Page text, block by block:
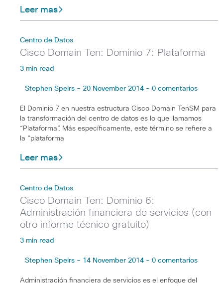
Leer mas
Centro de Datos
Cisco Domain Ten: Dominio 7: Plataforma
3 min read
Stephen Speirs - 20 November 2014 - 0 comentarios
El Dominio 7 en nuestra estructura Cisco Domain TenSM para
la transformación del centro de datos es lo que llamamos
“Plataforma”. Más específicamente, este término se refiere a
la “plataforma
Leer mas
Centro de Datos
Cisco Domain Ten: Dominio 6:
Administración financiera de servicios (con
otro informe técnico gratuito)
3 min read
Stephen Speirs - 14 November 2014 - 0 comentarios
Administración financiera de servicios es el enfoque del